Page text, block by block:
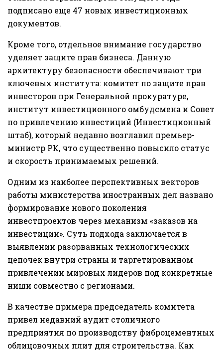
подписано еще 47 новых инвестиционных
документов.
Кроме того, отдельное внимание государство
уделяет защите прав бизнеса. Данную
архитектуру безопасности обеспечивают три
ключевых института: комитет по защите прав
инвесторов при Генеральной прокуратуре,
институт инвестиционного омбудсмена и Совет
по привлечению инвестиций (Инвестиционный
штаб), который недавно возглавил премьер-
министр РК, что существенно повысило статус
и скорость принимаемых решений.
Одним из наиболее перспективных векторов
работы министерства иностранных дел названо
формирование нового поколения
инвестпроектов через механизм «заказов на
инвестиции». Суть подхода заключается в
выявлении разорванных технологических
цепочек внутри страны и таргетированном
привлечении мировых лидеров под конкретные
ниши совместно с регионами.
В качестве примера председатель комитета
привел недавний аудит столичного
предприятия по производству фиброцементных
облицовочных плит для строительства. Как